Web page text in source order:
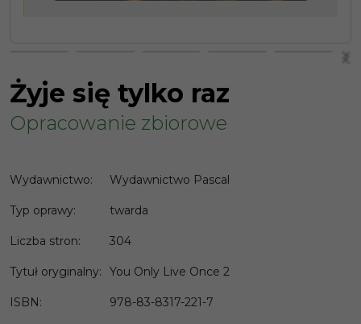
Żyje się tylko raz
Opracowanie zbiorowe
Wydawnictwo: Wydawnictwo Pascal
Typ oprawy: twarda
Liczba stron: 304
Tytuł oryginalny: You Only Live Once 2
ISBN: 978-83-8317-221-7